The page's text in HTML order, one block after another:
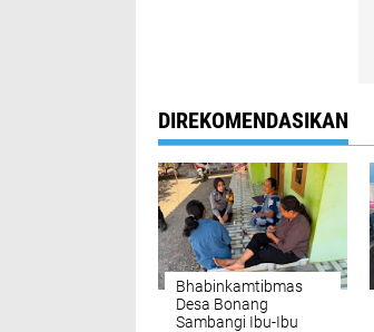
DIREKOMENDASIKAN
Bhabinkamtibmas
Desa Bonang
Sambangi Ibu-Ibu